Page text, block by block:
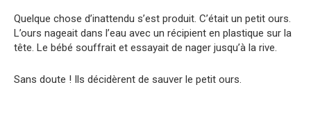
Quelque chose d’inattendu s’est produit. C’était un petit ours.
L’ours nageait dans l’eau avec un récipient en plastique sur la
tête. Le bébé souffrait et essayait de nager jusqu’à la rive.
Sans doute ! Ils décidèrent de sauver le petit ours.